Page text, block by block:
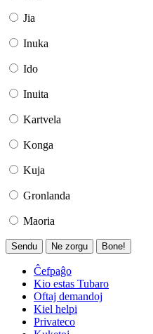
Jia
Inuka
Ido
Inuita
Kartvela
Konga
Kuja
Gronlanda
Maoria
Sendu Ne zorgu Bone!
Ĉefpaĝo
Kio estas Tubaro
Oftaj demandoj
Kiel helpi
Privateco